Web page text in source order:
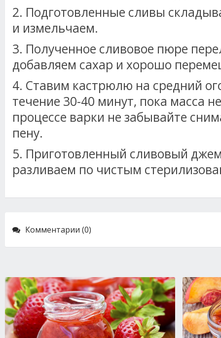
2. Подготовленные сливы
и измельчаем.
3. Полученное сливовое пюре
добавляем сахар и хорошо
4. Ставим кастрюлю на средний
течение 30-40 минут, пока масса
процессе варки не забывайте
пену.
5. Приготовленный сливовый
разливаем по чистым
Комментарии (0)